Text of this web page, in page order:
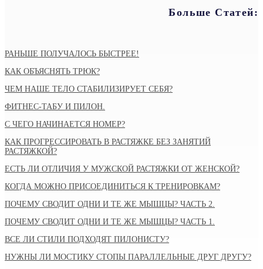
Больше Статей:
РАНЬШЕ ПОЛУЧАЛОСЬ БЫСТРЕЕ!
КАК ОБЪЯСНЯТЬ ТРЮК?
ЧЕМ НАШЕ ТЕЛО СТАБИЛИЗИРУЕТ СЕБЯ?
ФИТНЕС-ТАБУ И ПИЛОН.
С ЧЕГО НАЧИНАЕТСЯ НОМЕР?
КАК ПРОГРЕССИРОВАТЬ В РАСТЯЖКЕ БЕЗ ЗАНЯТИЙ
РАСТЯЖКОЙ?
ЕСТЬ ЛИ ОТЛИЧИЯ У МУЖСКОЙ РАСТЯЖКИ ОТ ЖЕНСКОЙ?
КОГДА МОЖНО ПРИСОЕДИНИТЬСЯ К ТРЕНИРОВКАМ?
ПОЧЕМУ СВОДИТ ОДНИ И ТЕ ЖЕ МЫШЦЫ? ЧАСТЬ 2.
ПОЧЕМУ СВОДИТ ОДНИ И ТЕ ЖЕ МЫШЦЫ? ЧАСТЬ 1.
ВСЕ ЛИ СТИЛИ ПОДХОДЯТ ПИЛОНИСТУ?
НУЖНЫ ЛИ МОСТИКУ СТОПЫ ПАРАЛЛЕЛЬНЫЕ ДРУГ ДРУГУ?